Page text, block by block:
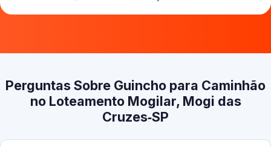
Perguntas Sobre Guincho para Caminhão
no Loteamento Mogilar, Mogi das
Cruzes‑SP